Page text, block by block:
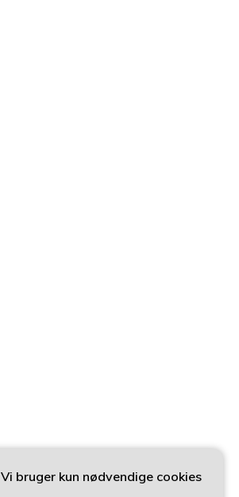
Vi bruger kun nødvendige cookies